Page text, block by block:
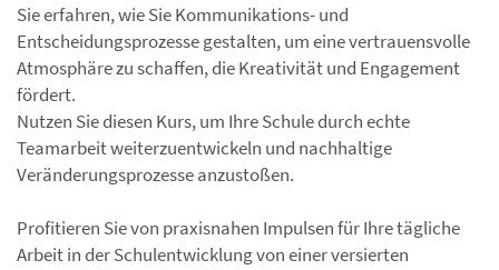
Sie erfahren, wie Sie Kommunikations- und
Entscheidungsprozesse gestalten, um eine vertrauensvolle
Atmosphäre zu schaffen, die Kreativität und Engagement
fördert.
Nutzen Sie diesen Kurs, um Ihre Schule durch echte
Teamarbeit weiterzuentwickeln und nachhaltige
Veränderungsprozesse anzustoßen.
Profitieren Sie von praxisnahen Impulsen für Ihre tägliche
Arbeit in der Schulentwicklung von einer versierten